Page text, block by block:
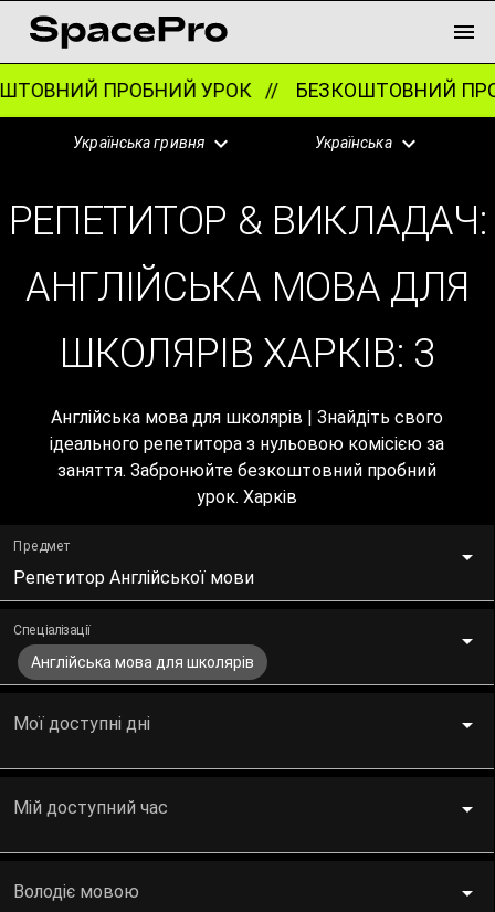
ПРОБНИЙ УРОК //БЕЗКОШТОВНИЙ
Українська гривня Українська
РЕПЕТИТОР & ВИКЛАДАЧ:
АНГЛІЙСЬКА МОВА ДЛЯ
ШКОЛЯРІВ ХАРКІВ: 3
Англійська мова для школярів | Знайдіть свого
ідеального репетитора з нульовою комісією за
заняття. Забронюйте безкоштовний пробний
урок. Харків
Предмет
Репетитор Англійської мови
Спеціалізації
Англійська мова для школярів
Мої доступні дні
Мій доступний час
Володіє мовою